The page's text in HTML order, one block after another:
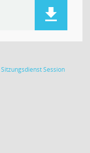
SitzungsdienstSession(Wird in